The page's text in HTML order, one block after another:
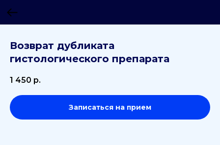
Возврат дубликата
гистологического препарата
1 450 р.
Записаться на прием